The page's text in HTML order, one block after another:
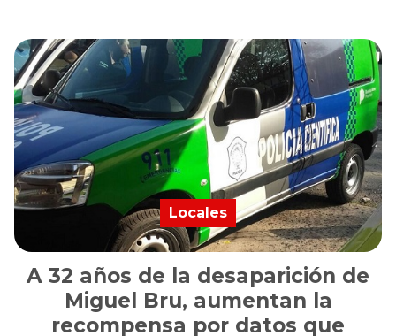
A 32 años de la desaparición de
Miguel Bru, aumentan la
recompensa por datos que
Locales